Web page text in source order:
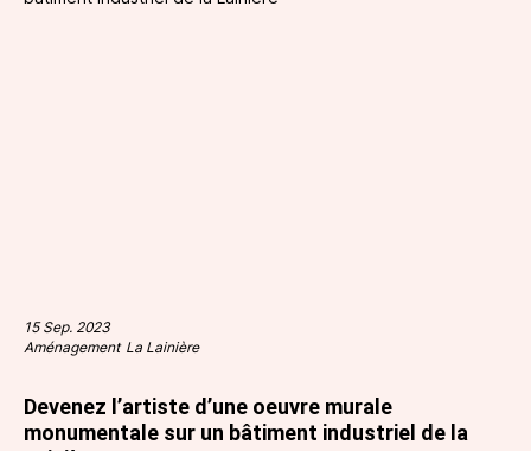
15 Sep. 2023
Aménagement La Lainière
Devenez l’artiste d’une oeuvre murale
monumentale sur un bâtiment industriel de la